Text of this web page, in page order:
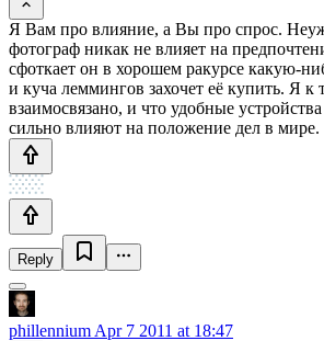
Я Вам про влияние, а Вы про спрос.
фотограф никак не влияет на
сфоткает он в хорошем ракурсе какую-
и куча леммингов захочет её купить. Я к
взаимосвязано, и что удобные
сильно влияют на положение дел в мире.
Reply
phillennium Apr 7 2011 at 18:47